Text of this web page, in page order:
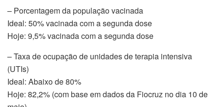
– Porcentagem da população vacinada
Ideal: 50% vacinada com a segunda dose
Hoje: 9,5% vacinada com a segunda dose
– Taxa de ocupação de unidades de terapia intensiva
(UTIs)
Ideal: Abaixo de 80%
Hoje: 82,2% (com base em dados da Fiocruz no dia 10 de